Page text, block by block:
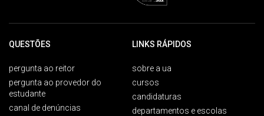
QUESTÕES
pergunta ao reitor
pergunta ao provedor do
estudante
canal de denúncias
LINKS RÁPIDOS
sobre a ua
cursos
candidaturas
departamentos e escolas